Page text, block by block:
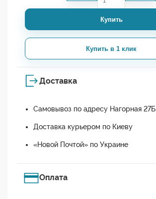
Купить
Купить в 1 клик
Доставка
Самовывоз по адресу Нагорная 27Б
Доставка курьером по Киеву
«Новой Почтой» по Украине
Оплата